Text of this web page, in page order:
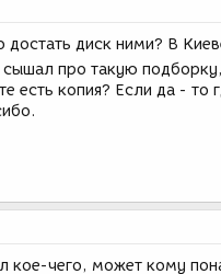
достать диск ними? В
про такую
есть копия? Если да - то
кое-чего, может кому